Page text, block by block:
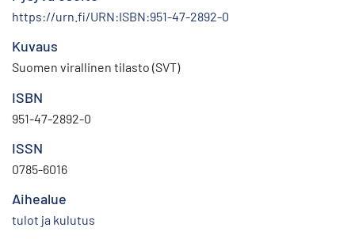
https://urn.fi/URN:ISBN:951-47-2892-0
Kuvaus
Suomen virallinen tilasto (SVT)
ISBN
951-47-2892-0
ISSN
0785-6016
Aihealue
tulot ja kulutus